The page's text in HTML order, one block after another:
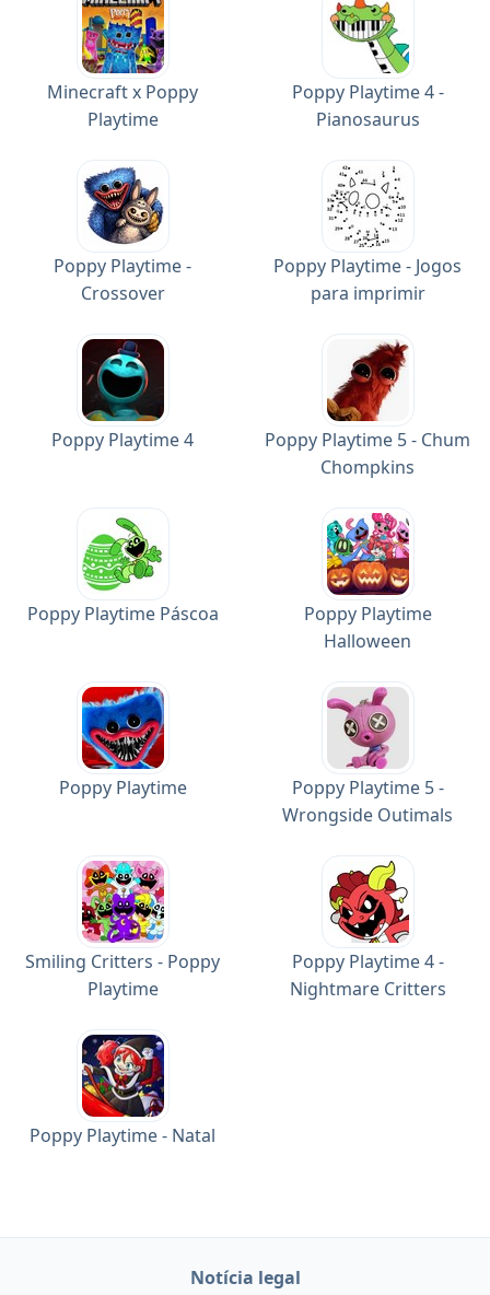
Minecraft x Poppy
Playtime
Poppy Playtime 4 -
Pianosaurus
Poppy Playtime -
Crossover
Poppy Playtime - Jogos
para imprimir
Poppy Playtime 4
Poppy Playtime 5 - Chum
Chompkins
Poppy Playtime Páscoa
Poppy Playtime
Halloween
Poppy Playtime
Poppy Playtime 5 -
Wrongside Outimals
Smiling Critters - Poppy
Playtime
Poppy Playtime 4 -
Nightmare Critters
Poppy Playtime - Natal
Notícia legal